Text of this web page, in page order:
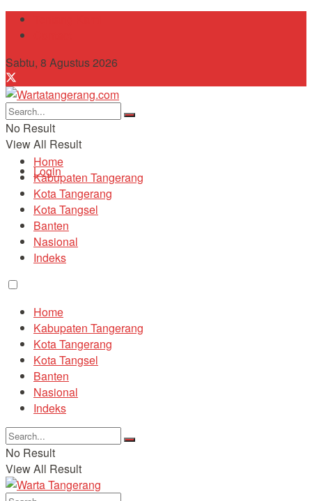
Sabtu, 8 Agustus 2026
No Result
View All Result
Login
Home
Kabupaten Tangerang
Kota Tangerang
Kota Tangsel
Banten
Nasional
Indeks
Home
Kabupaten Tangerang
Kota Tangerang
Kota Tangsel
Banten
Nasional
Indeks
No Result
View All Result